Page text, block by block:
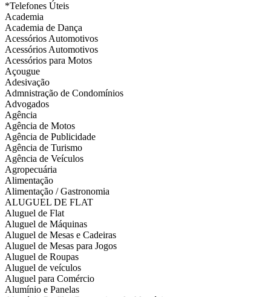
*Telefones Úteis
Academia
Academia de Dança
Acessórios Automotivos
Acessórios Automotivos
Acessórios para Motos
Açougue
Adesivação
Admnistração de Condomínios
Advogados
Agência
Agência de Motos
Agência de Publicidade
Agência de Turismo
Agência de Veículos
Agropecuária
Alimentação
Alimentação / Gastronomia
ALUGUEL DE FLAT
Aluguel de Flat
Aluguel de Máquinas
Aluguel de Mesas e Cadeiras
Aluguel de Mesas para Jogos
Aluguel de Roupas
Aluguel de veículos
Aluguel para Comércio
Alumínio e Panelas